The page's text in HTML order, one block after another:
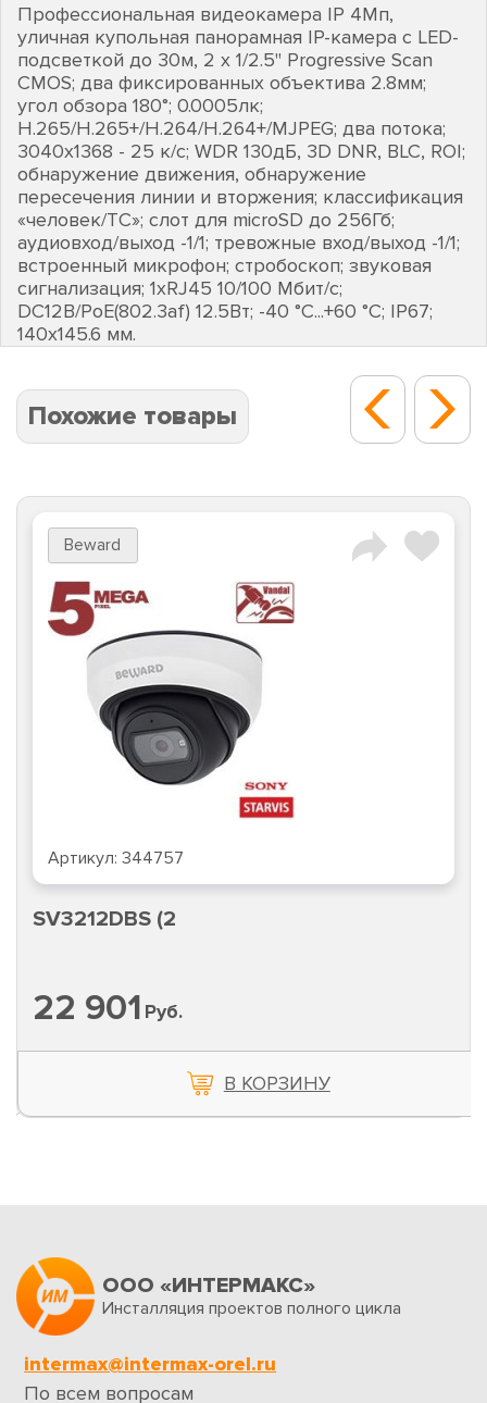
Профессиональная видеокамера IP 4Мп,
уличная купольная панорамная IP-камера с LED-
подсветкой до 30м, 2 х 1/2.5" Progressive Scan
CMOS; два фиксированных объектива 2.8мм;
угол обзора 180°; 0.0005лк;
H.265/H.265+/H.264/H.264+/MJPEG; два потока;
3040х1368 - 25 к/с; WDR 130дБ, 3D DNR, BLC, ROI;
обнаружение движения, обнаружение
пересечения линии и вторжения; классификация
«человек/ТС»; слот для microSD до 256Гб;
аудиовход/выход -1/1; тревожные вход/выход -1/1;
встроенный микрофон; стробоскоп; звуковая
сигнализация; 1хRJ45 10/100 Мбит/с;
DC12В/PoE(802.3af) 12.5Вт; -40 °C...+60 °C; IP67;
140х145.6 мм.
Похожие товары
Beward
Артикул: 344757
SV3212DBS (2
22 901 Руб.
В КОРЗИНУ
ООО «ИНТЕРМАКС»
Инсталляция проектов полного цикла
intermax@intermax-orel.ru
По всем вопросам